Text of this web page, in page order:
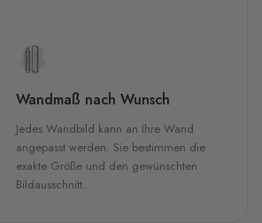
Wandmaß nach Wunsch
Jedes Wandbild kann an Ihre Wand
angepasst werden. Sie bestimmen die
exakte Größe und den gewünschten
Bildausschnitt.